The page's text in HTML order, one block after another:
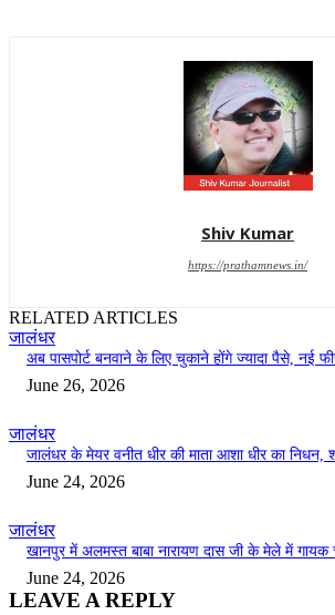
Shiv Kumar
https://prathamnews.in/
RELATED ARTICLES
जालंधर
अब पासपोर्ट बनवाने के लिए चुकाने होंगे ज्यादा पैसे, नई
June 26, 2026
जालंधर
जालंधर के मेयर वनीत धीर की माता आशा धीर का निधन,
June 24, 2026
जालंधर
खानपुर में अलमस्त बाबा नारायण दास जी के मेले में गायक
June 24, 2026
LEAVE A REPLY